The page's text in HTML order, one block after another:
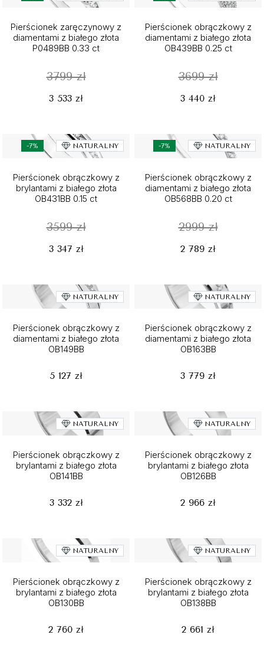
Pierścionek zaręczynowy z
diamentami z białego złota
P0489BB 0.33 ct
3799 zł
3 533 zł
Pierścionek obrączkowy z
diamentami z białego złota
OB439BB 0.25 ct
3699 zł
3 440 zł
-7% NATURALNY
Pierścionek obrączkowy z
brylantami z białego złota
OB431BB 0.15 ct
3599 zł
3 347 zł
-7% NATURALNY
Pierścionek obrączkowy z
diamentami z białego złota
OB568BB 0.20 ct
2999 zł
2 789 zł
NATURALNY
Pierścionek obrączkowy z
diamentami z białego złota
OB149BB
5 127 zł
NATURALNY
Pierścionek obrączkowy z
diamentami z białego złota
OB163BB
3 779 zł
NATURALNY
Pierścionek obrączkowy z
brylantami z białego złota
OB141BB
3 332 zł
NATURALNY
Pierścionek obrączkowy z
brylantami z białego złota
OB126BB
2 966 zł
NATURALNY
Pierścionek obrączkowy z
brylantami z białego złota
OB130BB
2 760 zł
NATURALNY
Pierścionek obrączkowy z
brylantami z białego złota
OB138BB
2 661 zł